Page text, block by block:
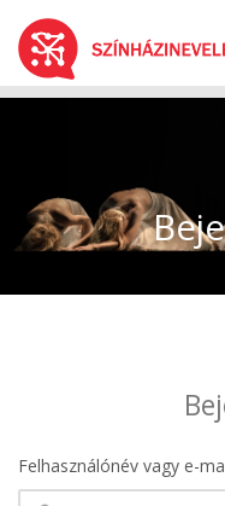
Felhasználónév vagy e-